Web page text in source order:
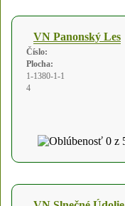
VN Panonský Les
Číslo:
Plocha:
1-1380-1-1
4